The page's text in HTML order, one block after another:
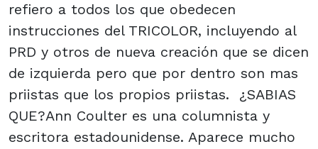
refiero a todos los que obedecen
instrucciones del TRICOLOR, incluyendo al
PRD y otros de nueva creación que se dicen
de izquierda pero que por dentro son mas
priistas que los propios priistas. ¿SABIAS
QUE?Ann Coulter es una columnista y
escritora estadounidense. Aparece mucho